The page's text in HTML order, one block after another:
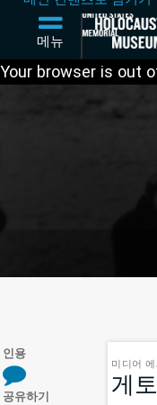
메뉴
Your browser is out
인용
공유하기
미디어 에
게